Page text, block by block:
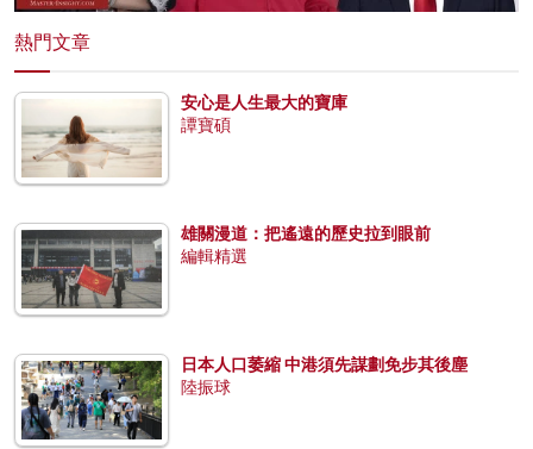
熱門文章
安心是人生最大的寶庫
譚寶碩
雄關漫道：把遙遠的歷史拉到眼前
編輯精選
日本人口萎縮 中港須先謀劃免步其後塵
陸振球